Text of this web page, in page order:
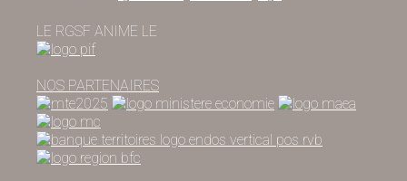
LE RGSF ANIME LE
NOS PARTENAIRES